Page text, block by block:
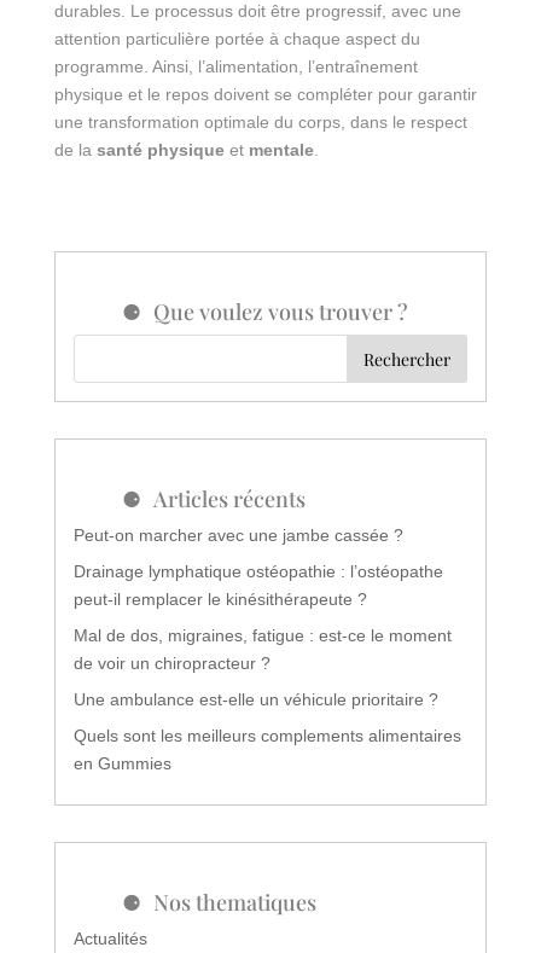
durables. Le processus doit être progressif, avec une
attention particulière portée à chaque aspect du
programme. Ainsi, l’alimentation, l’entraînement
physique et le repos doivent se compléter pour garantir
une transformation optimale du corps, dans le respect
de la santé physiqueet mentale.
Que voulez vous trouver ?
Articles récents
Peut-on marcher avec une jambe cassée ?
Drainage lymphatique ostéopathie : l’ostéopathe
peut-il remplacer le kinésithérapeute ?
Mal de dos, migraines, fatigue : est-ce le moment
de voir un chiropracteur ?
Une ambulance est-elle un véhicule prioritaire ?
Quels sont les meilleurs complements alimentaires
en Gummies
Nos thematiques
Actualités